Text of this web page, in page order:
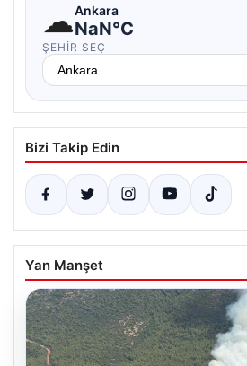
☁Ankara
NaN°C
ŞEHIR SEÇ
Bizi Takip Edin
Yan Manşet